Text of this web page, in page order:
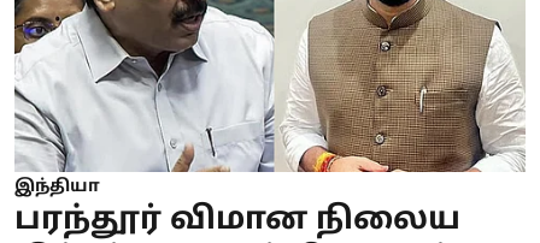
இந்தியா
பரந்தூர் விமான நிலைய